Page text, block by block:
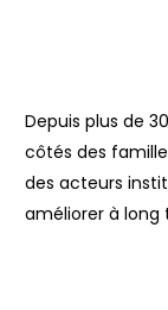
Depuis plus de
côtés des
des acteurs
améliorer à long